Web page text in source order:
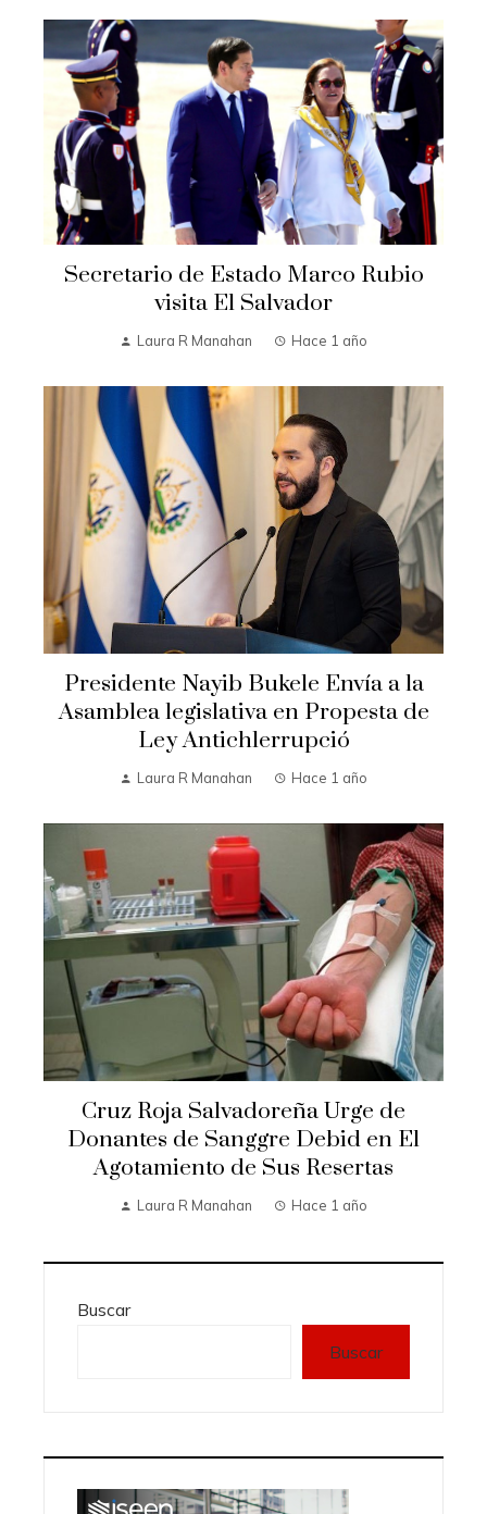
Secretario de Estado Marco Rubio
visita El Salvador
Laura R Manahan Hace 1 año
Presidente Nayib Bukele Envía a la
Asamblea legislativa en Propesta de
Ley Antichlerrupció
Laura R Manahan Hace 1 año
Cruz Roja Salvadoreña Urge de
Donantes de Sanggre Debid en El
Agotamiento de Sus Resertas
Laura R Manahan Hace 1 año
Buscar
Buscar